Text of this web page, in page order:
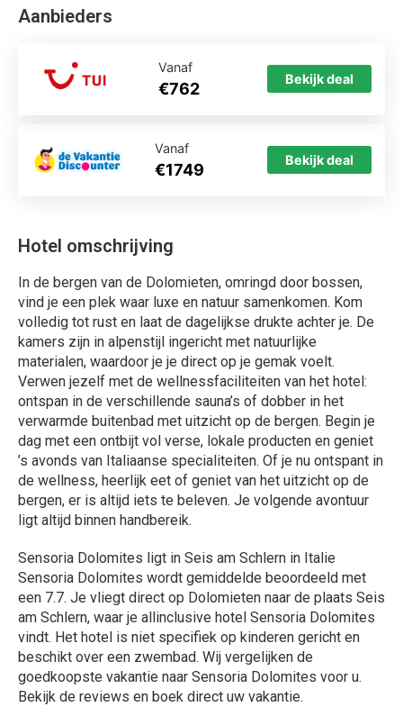
Hotel omschrijving
In de bergen van de Dolomieten, omringd door bossen,
vind je een plek waar luxe en natuur samenkomen. Kom
volledig tot rust en laat de dagelijkse drukte achter je. De
kamers zijn in alpenstijl ingericht met natuurlijke
materialen, waardoor je je direct op je gemak voelt.
Verwen jezelf met de wellnessfaciliteiten van het hotel:
ontspan in de verschillende sauna’s of dobber in het
verwarmde buitenbad met uitzicht op de bergen. Begin je
dag met een ontbijt vol verse, lokale producten en geniet
’s avonds van Italiaanse specialiteiten. Of je nu ontspant in
de wellness, heerlijk eet of geniet van het uitzicht op de
bergen, er is altijd iets te beleven. Je volgende avontuur
ligt altijd binnen handbereik.
Sensoria Dolomites ligt in Seis am Schlern in Italie
Sensoria Dolomites wordt gemiddelde beoordeeld met
een 7.7. Je vliegt direct op Dolomieten naar de plaats Seis
am Schlern, waar je allinclusive hotel Sensoria Dolomites
vindt. Het hotel is niet specifiek op kinderen gericht en
beschikt over een zwembad. Wij vergelijken de
goedkoopste vakantie naar Sensoria Dolomites voor u.
Bekijk de reviews en boek direct uw vakantie.
Aanbieders
Vanaf
€762 Bekijk deal
Vanaf
€1749 Bekijk deal